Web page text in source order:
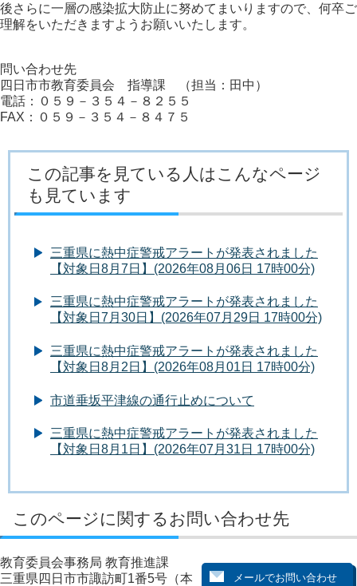
後さらに一層の感染拡大防止に努めてまいりますので、何卒ご
理解をいただきますようお願いいたします。
問い合わせ先
四日市市教育委員会 指導課 （担当：田中）
電話：０５９－３５４－８２５５
FAX：０５９－３５４－８４７５
この記事を見ている人はこんなページ
も見ています
三重県に熱中症警戒アラートが発表されました
【対象日8月7日】(2026年08月06日 17時00分)
三重県に熱中症警戒アラートが発表されました
【対象日7月30日】(2026年07月29日 17時00分)
三重県に熱中症警戒アラートが発表されました
【対象日8月2日】(2026年08月01日 17時00分)
市道垂坂平津線の通行止めについて
三重県に熱中症警戒アラートが発表されました
【対象日8月1日】(2026年07月31日 17時00分)
このページに関するお問い合わせ先
教育委員会事務局 教育推進課
三重県四日市市諏訪町1番5号（本